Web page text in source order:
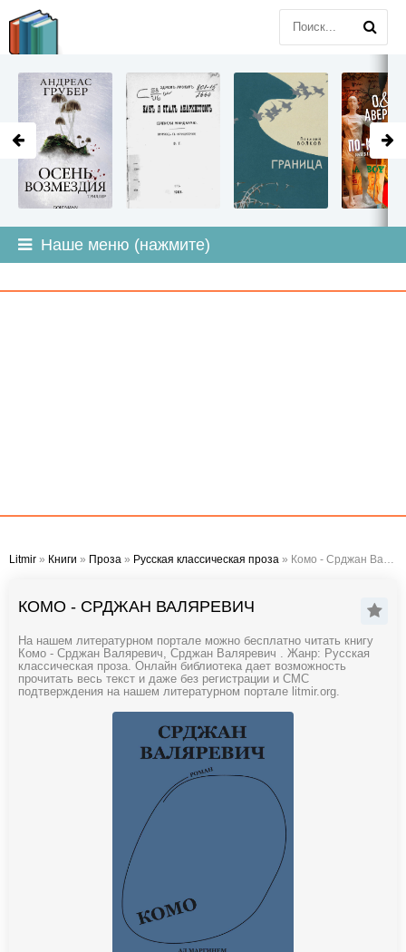
Наше меню (нажмите)
Litmir » Книги » Проза » Русская классическая проза » Комо - Срджан Валяревич
КОМО - СРДЖАН ВАЛЯРЕВИЧ
На нашем литературном портале можно бесплатно читать книгу
Комо - Срджан Валяревич, Срджан Валяревич . Жанр: Русская
классическая проза. Онлайн библиотека дает возможность
прочитать весь текст и даже без регистрации и СМС
подтверждения на нашем литературном портале litmir.org.
LITMIR.ORG